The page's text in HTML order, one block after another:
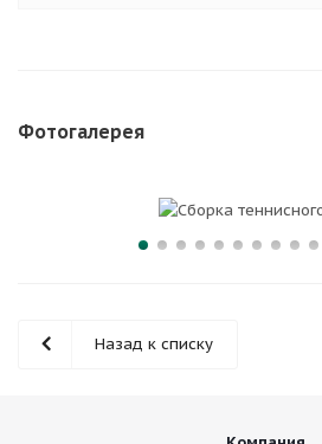
Фотогалерея
Назад к списку